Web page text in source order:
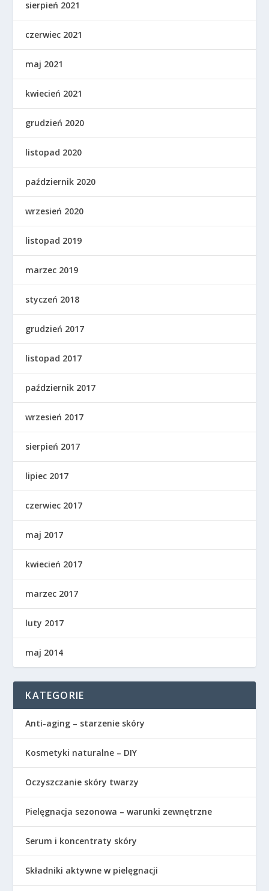
sierpień 2021
czerwiec 2021
maj 2021
kwiecień 2021
grudzień 2020
listopad 2020
październik 2020
wrzesień 2020
listopad 2019
marzec 2019
styczeń 2018
grudzień 2017
listopad 2017
październik 2017
wrzesień 2017
sierpień 2017
lipiec 2017
czerwiec 2017
maj 2017
kwiecień 2017
marzec 2017
luty 2017
maj 2014
KATEGORIE
Anti-aging – starzenie skóry
Kosmetyki naturalne – DIY
Oczyszczanie skóry twarzy
Pielęgnacja sezonowa – warunki zewnętrzne
Serum i koncentraty skóry
Składniki aktywne w pielęgnacji